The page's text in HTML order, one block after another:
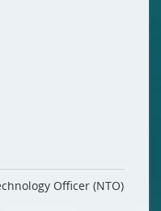
Officer (NTO)